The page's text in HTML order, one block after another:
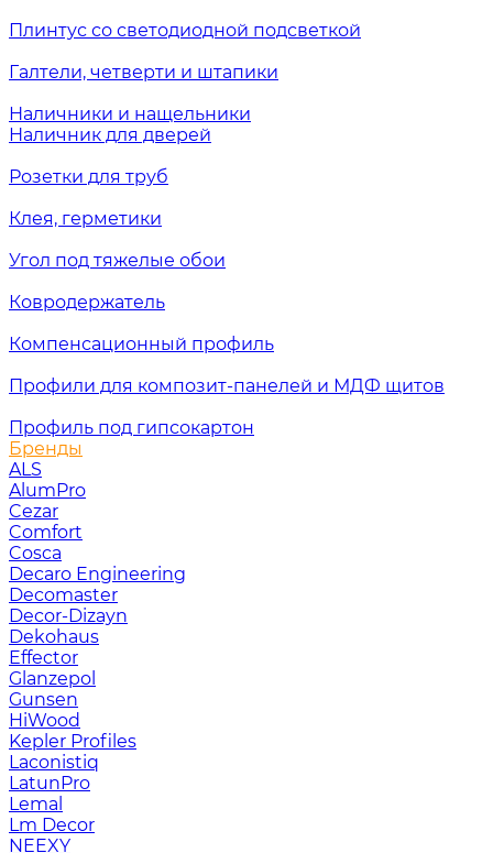
Плинтус со светодиодной подсветкой
Галтели, четверти и штапики
Наличники и нащельники
Наличник для дверей
Розетки для труб
Клея, герметики
Угол под тяжелые обои
Ковродержатель
Компенсационный профиль
Профили для композит-панелей и МДФ щитов
Профиль под гипсокартон
Бренды
ALS
AlumPro
Cezar
Comfort
Cosca
Decaro Engineering
Decomaster
Decor-Dizayn
Dekohaus
Effector
Glanzepol
Gunsen
HiWood
Kepler Profiles
Laconistiq
LatunPro
Lemal
Lm Decor
NEEXY